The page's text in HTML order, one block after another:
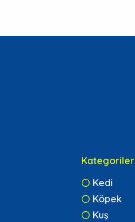
Kategoriler
Kedi
Köpek
Kuş